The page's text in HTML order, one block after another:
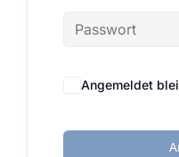
Angemeldet